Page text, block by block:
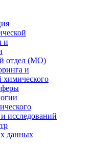
и
отдел (МО)
и
химического
исследований
данных